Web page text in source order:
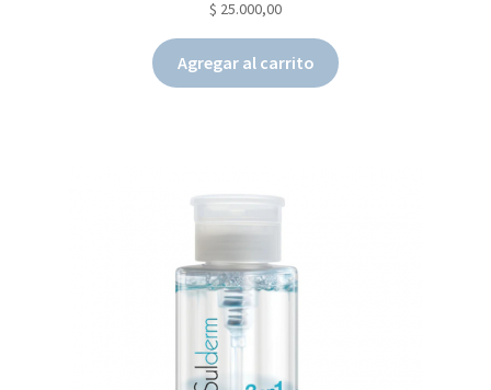
$ 25.000,00
Agregar al carrito